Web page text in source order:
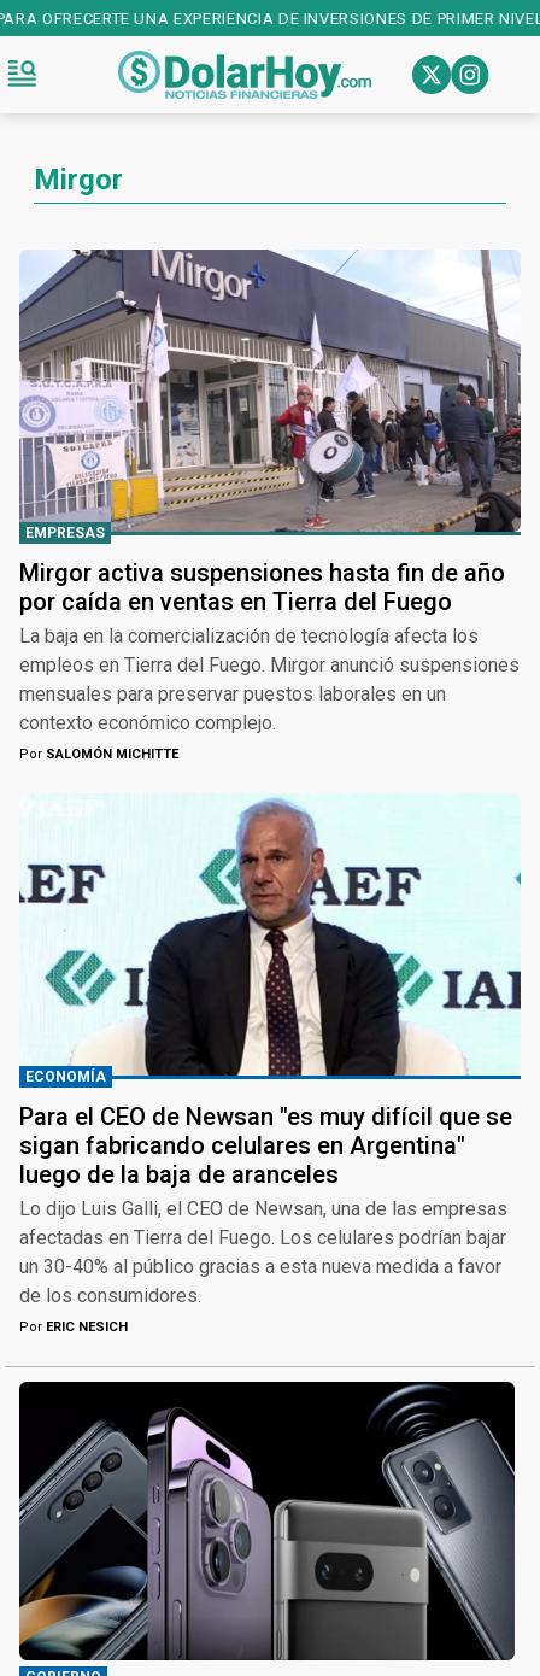
UNA EXPERIENCIA DE INVERSIONES DE PRIMER NIVEL!
Mirgor
EMPRESAS
Mirgor activa suspensiones hasta fin de año
por caída en ventas en Tierra del Fuego
La baja en la comercialización de tecnología afecta los
empleos en Tierra del Fuego. Mirgor anunció suspensiones
mensuales para preservar puestos laborales en un
contexto económico complejo.
Por SALOMÓN MICHITTE
ECONOMÍA
Para el CEO de Newsan "es muy difícil que se
sigan fabricando celulares en Argentina"
luego de la baja de aranceles
Lo dijo Luis Galli, el CEO de Newsan, una de las empresas
afectadas en Tierra del Fuego. Los celulares podrían bajar
un 30-40% al público gracias a esta nueva medida a favor
de los consumidores.
Por ERIC NESICH